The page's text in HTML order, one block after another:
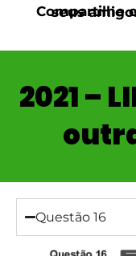
Compartilhe com seus
2021 –
Questão 16